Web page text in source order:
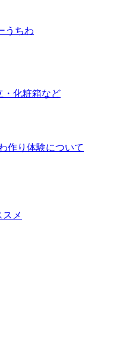
うちわ
・化粧箱など
作り体験について
メ